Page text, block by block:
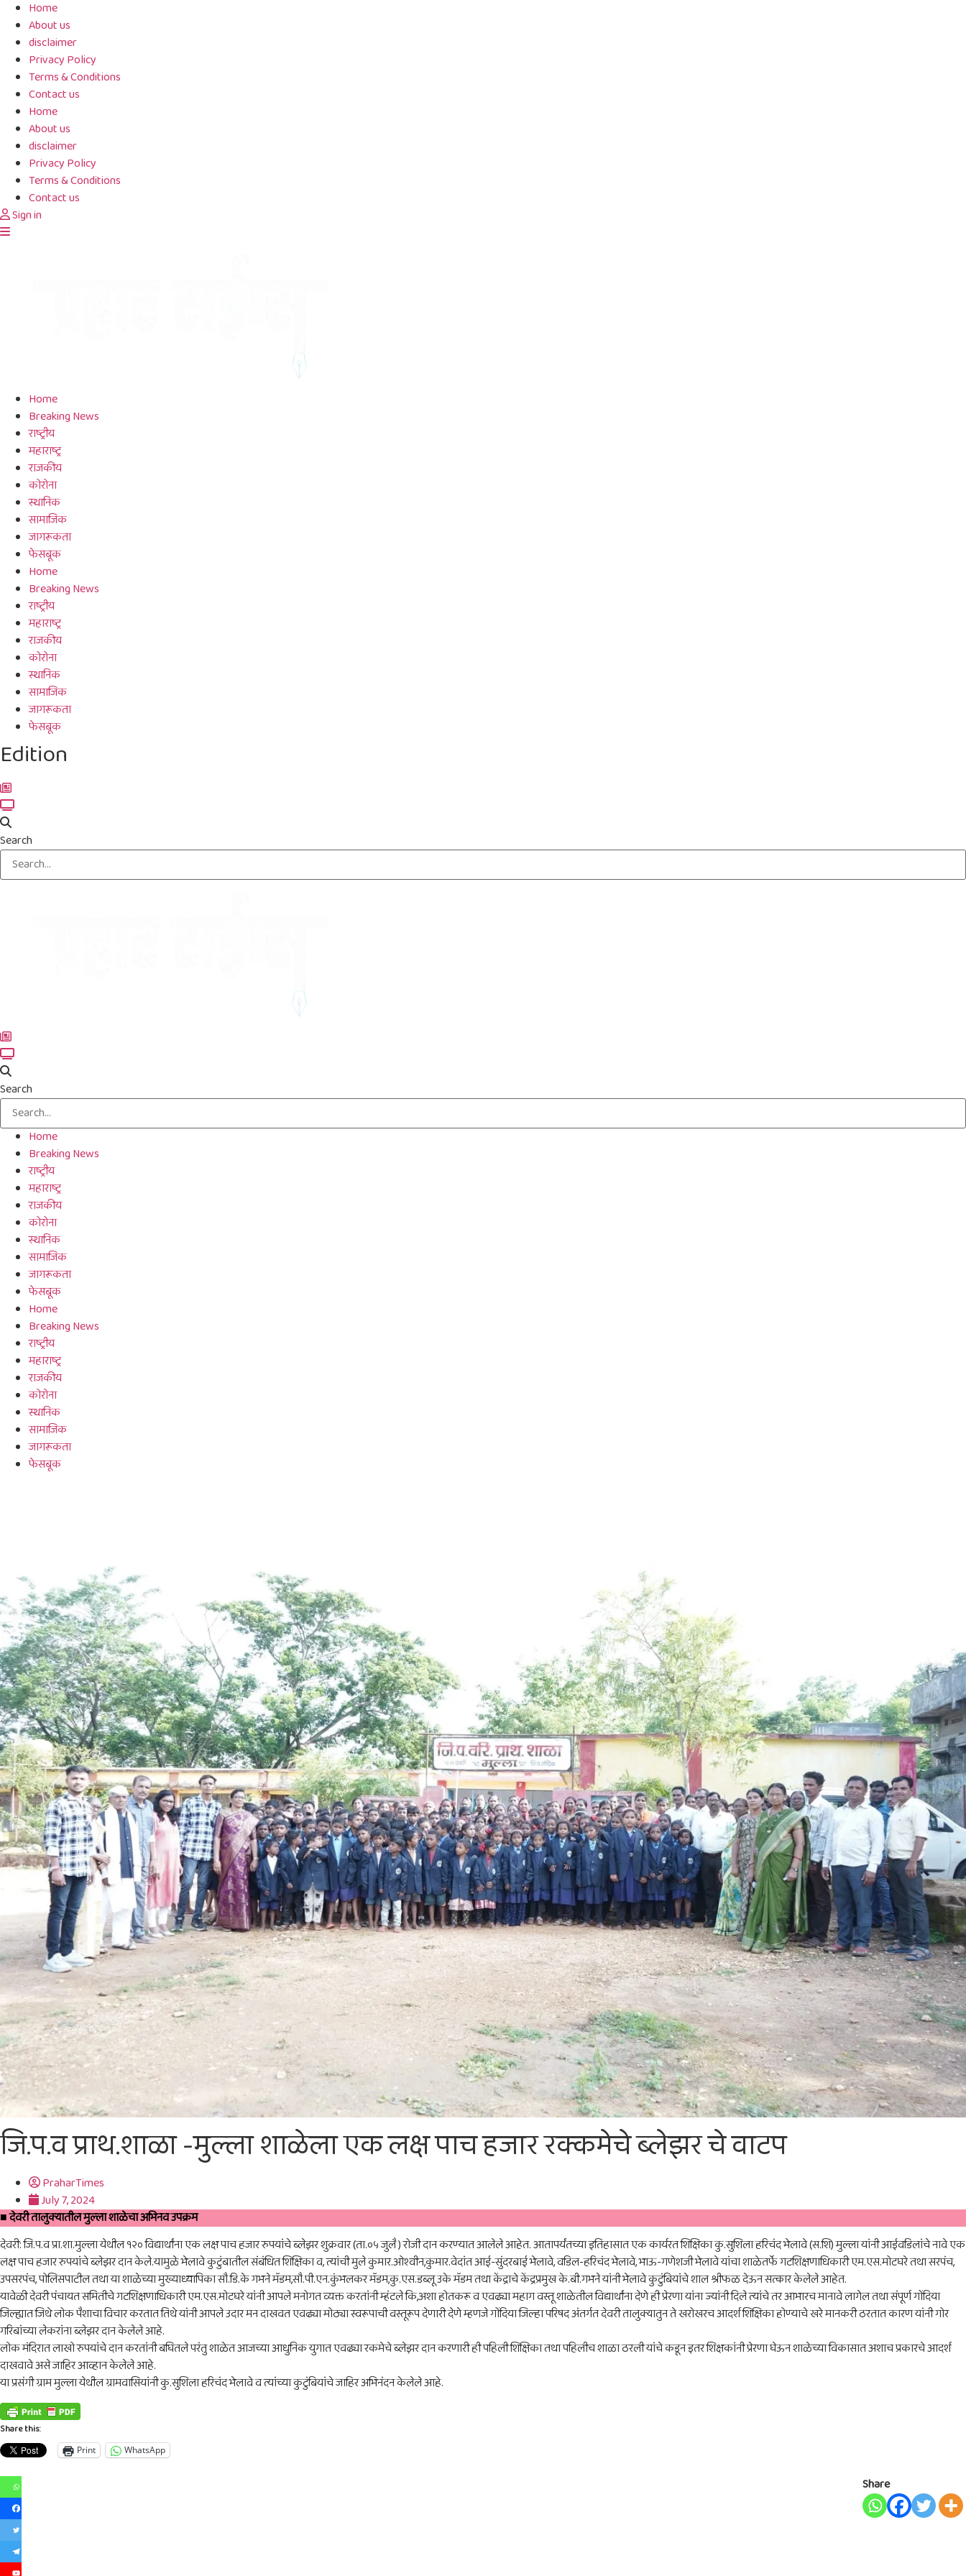
Skip
content
Home
About us
disclaimer
Privacy Policy
Terms & Conditions
Contact us
Home
About us
disclaimer
Privacy Policy
Terms & Conditions
Contact us
Sign in
Home
Breaking News
राष्ट्रीय
महाराष्ट्र
राजकीय
कोरोना
स्थानिक
सामाजिक
जागरूकता
फेसबूक
Home
Breaking News
राष्ट्रीय
महाराष्ट्र
राजकीय
कोरोना
स्थानिक
सामाजिक
जागरूकता
फेसबूक
Edition
Search
Search
Home
Breaking News
राष्ट्रीय
महाराष्ट्र
राजकीय
कोरोना
स्थानिक
सामाजिक
जागरूकता
फेसबूक
Home
Breaking News
राष्ट्रीय
महाराष्ट्र
राजकीय
कोरोना
स्थानिक
सामाजिक
जागरूकता
फेसबूक
जि.प.व प्राथ.शाळा -मुल्ला शाळेला एक लक्ष पाच हजार रक्कमेचे ब्लेझर चे वाटप
PraharTimes
July 7, 2024
■ देवरी तालुक्यातील मुल्ला शाळेचा अभिनव उपक्रम
देवरी: जि.प.व प्रा.शा.मुल्ला येथील १२० विद्यार्थांना एक लक्ष पाच हजार रुपयांचे ब्लेझर शुक्रवार (ता.०५ जुलै ) रोजी दान करण्यात आलेले आहेत. आतापर्यंतच्या इतिहासात एक कार्यरत शिक्षिका कु.सुशिला हरिचंद भेलावे (स.शि) मुल्ला यांनी आईवडिलांचे नावे एक
लक्ष पाच हजार रुपयांचे ब्लेझर दान केले.यामुळे भेलावे कुटुंबातील संबंधित शिक्षिका व, त्यांची मुले कुमार.ओश्वीन,कुमार.वेदांत आई-सुंदरबाई भेलावे, वडिल-हरिचंद भेलावे, भाऊ-गणेशजी भेलावे यांचा शाळेतर्फे गटशिक्षणाधिकारी एम.एस.मोटघरे तथा सरपंच,
उपसरपंच, पोलिसपाटील तथा या शाळेच्या मुख्याध्यापिका सौ.डि.के गभने मॅडम,सौ.पी.एन.कुंभलकर मॅडम,कु.एस.डब्लू उके मॅडम तथा केंद्राचे केंद्रप्रमुख के.बी.गभने यांनी भेलावे कुटुंबियांचे शाल श्रीफळ देऊन सत्कार केलेले आहेत.
यावेळी देवरी पंचायत समितीचे गटशिक्षणाधिकारी एम.एस.मोटघरे यांनी आपले मनोगत व्यक्त करतांनी म्हंटले कि,अशा होतकरू व एवढ्या महाग वस्तू शाळेतील विद्यार्थांना देणे ही प्रेरणा यांना ज्यांनी दिले त्यांचे तर आभारच मानावे लागेल तथा संपूर्ण गोंदिया
जिल्ह्यात जिथे लोक पैशाचा विचार करतात तिथे यांनी आपले उदार मन दाखवत एवढ्या मोठ्या स्वरूपाची वस्तूरूप देणारी देणे म्हणजे गोंदिया जिल्हा परिषद अंतर्गत देवरी तालुक्यातुन ते खरोखरच आदर्श शिक्षिका होण्याचे खरे मानकरी ठरतात कारण यांनी गोर
गरिबांच्या लेकरांना ब्लेझर दान केलेले आहे.
लोक मंदिरात लाखो रुपयांचे दान करतांनी बघितले परंतु शाळेत आजच्या आधुनिक युगात एवढ्या रकमेचे ब्लेझर दान करणारी ही पहिली शिक्षिका तथा पहिलीच शाळा ठरली यांचे कडून इतर शिक्षकांनी प्रेरणा घेऊन शाळेच्या विकासात अशाच प्रकारचे आदर्श
दाखवावे असे जाहिर आव्हान केलेले आहे.
या प्रसंगी ग्राम मुल्ला येथील ग्रामवासियांनी कु.सुशिला हरिचंद भेलावे व त्यांच्या कुटुंबियांचे जाहिर अभिनंदन केलेले आहे.
Share this:
Print WhatsApp
Share